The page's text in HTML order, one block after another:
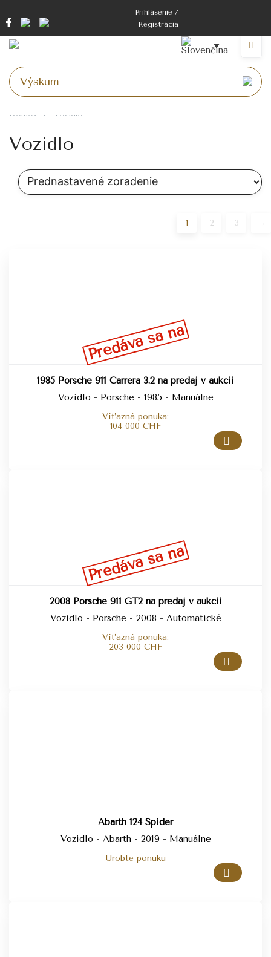
obsah
Prihlásenie /
Registrácia
Domov Vozidlo
Vozidlo
1 2 3 →
Predáva sa na
1985 Porsche 911 Carrera 3.2 na predaj v aukcii
Vozidlo - Porsche - 1985 - Manuálne
Víťazná ponuka:
104 000 CHF
Predáva sa na
2008 Porsche 911 GT2 na predaj v aukcii
Vozidlo - Porsche - 2008 - Automatické
Víťazná ponuka:
203 000 CHF
Abarth 124 Spider
Vozidlo - Abarth - 2019 - Manuálne
Urobte ponuku